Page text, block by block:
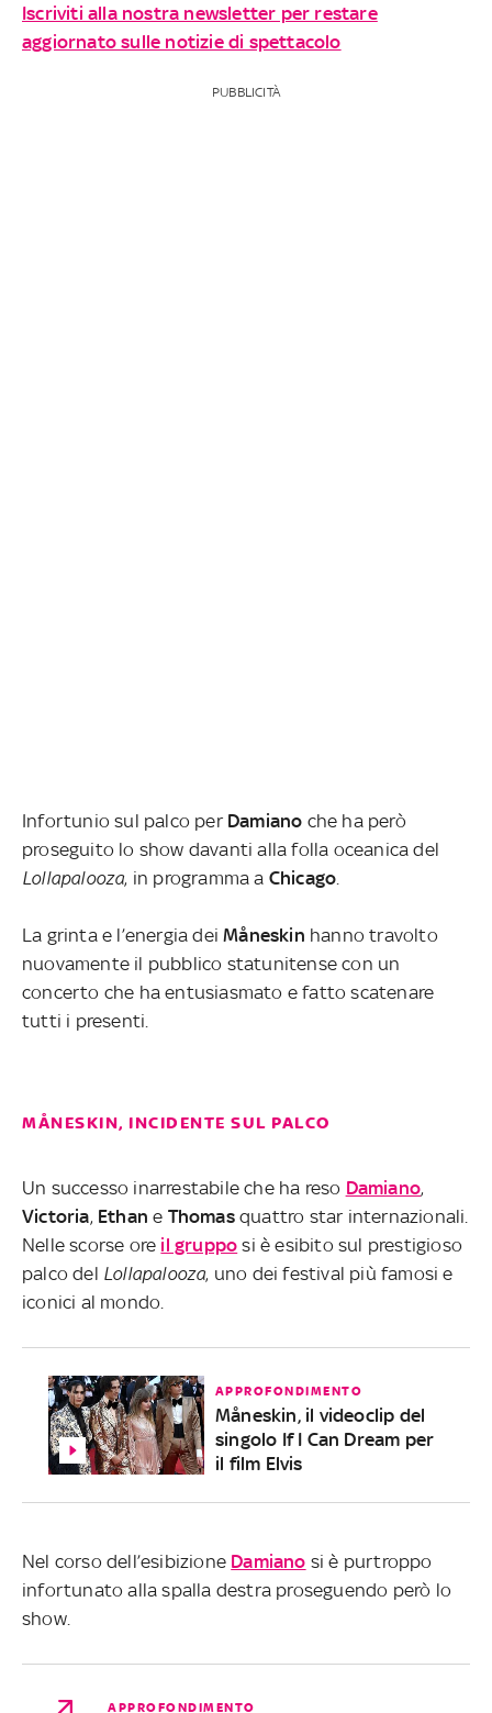
Iscriviti alla nostra newsletter per restare
aggiornato sulle notizie di spettacolo
PUBBLICITÀ
Infortunio sul palco per Damiano che ha però
proseguito lo show davanti alla folla oceanica del
Lollapalooza, in programma a Chicago
La grinta e l’energia deiMåneskin hanno travolto
nuovamente il pubblico statunitense con un
concerto che ha entusiasmato e fatto scatenare
tutti i presenti.
MÅNESKIN, INCIDENTE SUL PALCO
Un successo inarrestabile che ha reso Damiano,
Victoria, Ethan e Thomasquattro star internazionali.
Nelle scorse ore il gruppo si è esibito sul prestigioso
palco del Lollapalooza, uno dei festival più famosi e
iconici al mondo.
APPROFONDIMENTO
Måneskin, il videoclip del
singolo If I Can Dream per
il film Elvis
Nel corso dell’esibizione Damiano si è purtroppo
infortunato alla spalla destra proseguendo però lo
show.
APPROFONDIMENTO